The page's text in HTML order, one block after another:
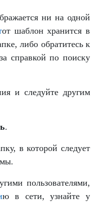
ни на одной
от шаблон хранится в
либо обратитесь к
справкой по поиску
и следуйте другим
.
в которой следует
пользователями,
ю в сети, узнайте у